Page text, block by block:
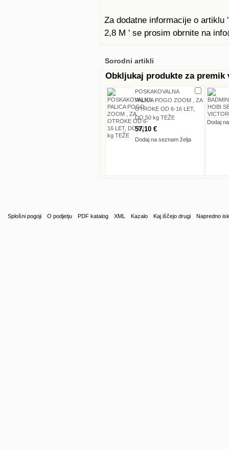
Za dodatne informacije o artiklu
2,8 M ' se prosim obrnite na
Sorodni artikli
Obkljukaj produkte za
POSKAKOVALNA
PALICA POGO ZOOM , ZA
OTROKE OD 6-16 LET,
DO 50 kg TEŽE
57,10 €
Dodaj na seznam želja
Dodaj
Splošni pogoji O podjetju PDF katalog XML Kazalo Kaj iščejo drugi Napredno